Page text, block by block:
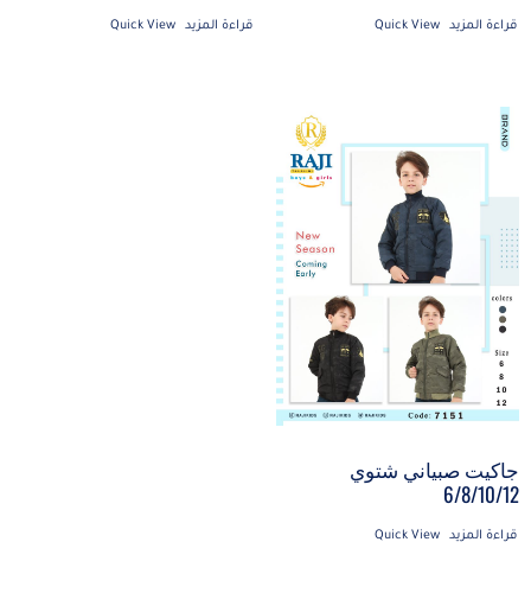
قراءة المزيد Quick View قراءة المزيد Quick View
جاكيت صبياني شتوي
6/8/10/12
قراءة المزيد Quick View